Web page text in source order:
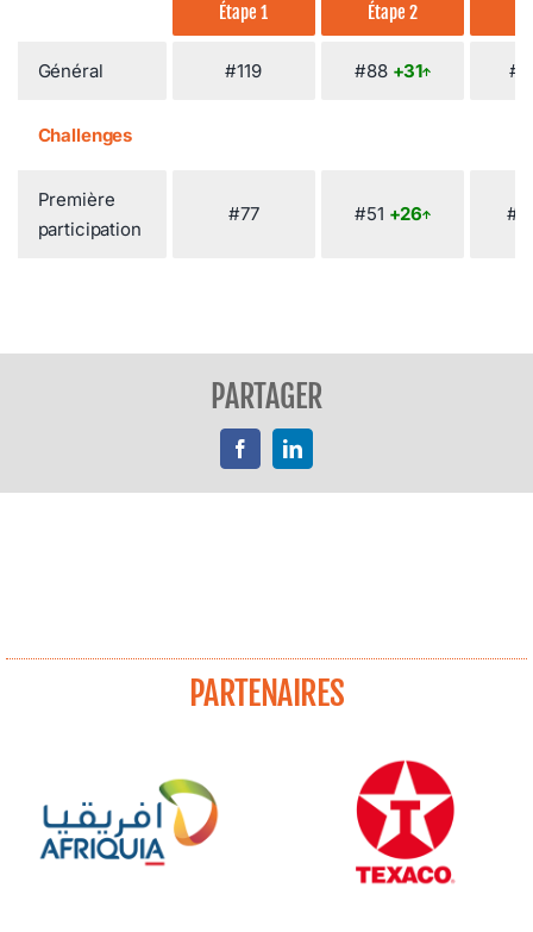
Étape 1 Étape 2
Général #119 #88 +31
Challenges
Première
participation
#77 #51 +26
PARTAGER
FacebookLinkedIn
PARTENAIRES